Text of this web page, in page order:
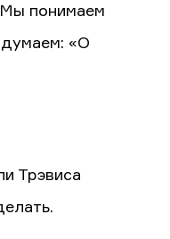
Мы понимаем
«О
Трэвиса